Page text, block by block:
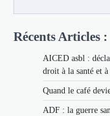
Récents Articles :
AICED asbl :
droit à la santé et
Quand le café
ADF : la guerre